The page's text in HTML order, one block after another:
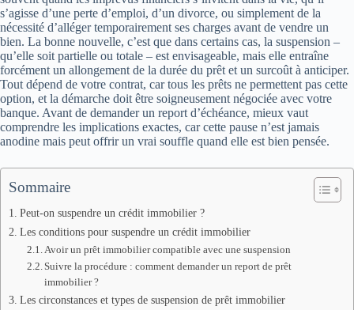
s’agisse d’une perte d’emploi, d’un divorce, ou simplement de la
nécessité d’alléger temporairement ses charges avant de vendre un
bien. La bonne nouvelle, c’est que dans certains cas, la suspension –
qu’elle soit partielle ou totale – est envisageable, mais elle entraîne
forcément un allongement de la durée du prêt et un surcoût à anticiper.
Tout dépend de votre contrat, car tous les prêts ne permettent pas cette
option, et la démarche doit être soigneusement négociée avec votre
banque. Avant de demander un report d’échéance, mieux vaut
comprendre les implications exactes, car cette pause n’est jamais
anodine mais peut offrir un vrai souffle quand elle est bien pensée.
Sommaire
Peut-on suspendre un crédit immobilier ?
Les conditions pour suspendre un crédit immobilier
Avoir un prêt immobilier compatible avec une suspension
Suivre la procédure : comment demander un report de prêt
immobilier ?
Les circonstances et types de suspension de prêt immobilier